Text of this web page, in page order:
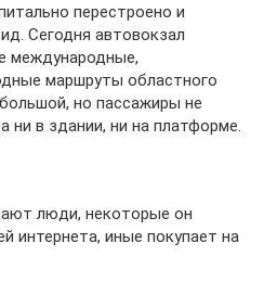
перестроено и
Сегодня автовокзал
международные,
маршруты областного
но пассажиры не
в здании, ни на платформе.
люди, некоторые он
интернета, иные покупает на